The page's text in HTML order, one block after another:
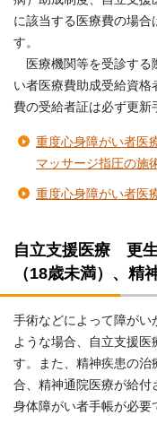
に該当する医療費の場合
す。
医療機関等を受診する
い者医療費助成受給資
費の受給者証は必ず更新
重度心身障がい者医
マッサージ指圧の施
重度心身障がい者医
自立支援医療 更
（18歳未満）、精
手術などによって障がい
ような場合、自立支援医
す。また、精神疾患の治
合、精神通院医療が給付
身体障がい者手帳が必要